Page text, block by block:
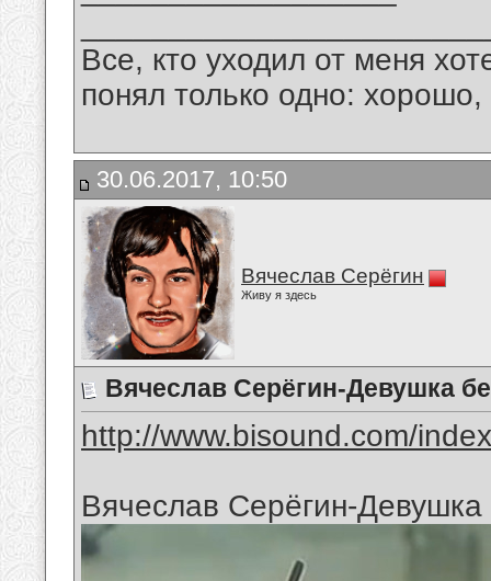
Все, кто уходил от меня
понял только одно:
30.06.2017, 10:50
Вячеслав Серёгин
Живу я здесь
Вячеслав Серёгин-Девушка
http://www.bisound.com/
Вячеслав Серёгин-Девушка